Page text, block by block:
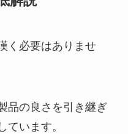
く必要はありませ
品の良さを引き継ぎ
ています。